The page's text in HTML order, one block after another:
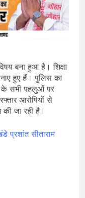
बना हुआ है। शिक्षा
हुए हैं। पुलिस का
के सभी पहलुओं पर
आरोपियों से
जा रही है।
प्रशांत सीताराम